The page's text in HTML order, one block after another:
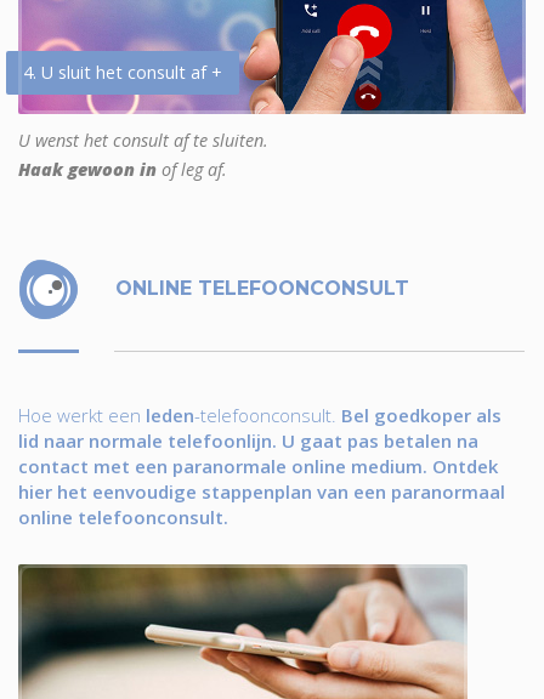
4. U sluit het consult af +
U wenst het consult af te sluiten.
Haak gewoon in of leg af.
ONLINE TELEFOONCONSULT
Hoe werkt een leden-telefoonconsult. Bel goedkoper als
lid naar normale telefoonlijn. U gaat pas betalen na
contact met een paranormale online medium. Ontdek
hier het eenvoudige stappenplan van een paranormaal
online telefoonconsult.